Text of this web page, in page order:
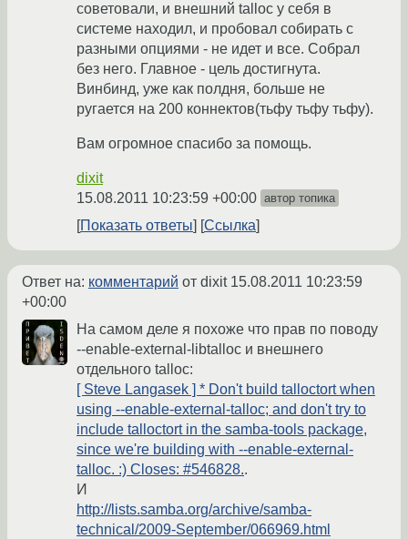
советовали, и внешний talloc у себя в
системе находил, и пробовал собирать с
разными опциями - не идет и все. Собрал
без него. Главное - цель достигнута.
Винбинд, уже как полдня, больше не
ругается на 200 коннектов(тьфу тьфу тьфу).
Вам огромное спасибо за помощь.
dixit
15.08.2011 10:23:59 +00:00 автор топика
Показать ответы Ссылка
Ответ на: комментарий от dixit 15.08.2011 10:23:59
+00:00
На самом деле я похоже что прав по поводу
--enable-external-libtalloc и внешнего
отдельного talloc:
[ Steve Langasek ] * Don't build talloctort when
using --enable-external-talloc; and don't try to
include talloctort in the samba-tools package,
since we're building with --enable-external-
talloc. :) Closes: #546828..
И
http://lists.samba.org/archive/samba-
technical/2009-September/066969.html